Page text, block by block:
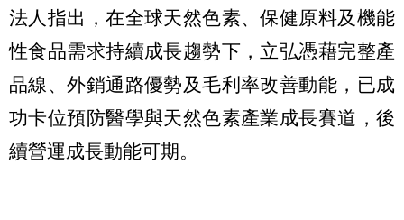
法人指出，在全球天然色素、保健原料及機能
性食品需求持續成長趨勢下，立弘憑藉完整產
品線、外銷通路優勢及毛利率改善動能，已成
功卡位預防醫學與天然色素產業成長賽道，後
續營運成長動能可期。